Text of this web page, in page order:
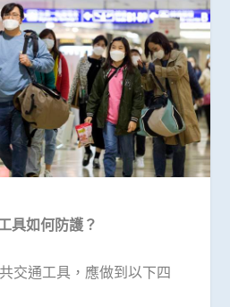
具如何防護？
交通工具，應做到以下四